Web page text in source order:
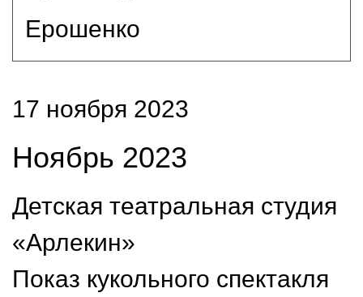
Ерошенко
17 ноября 2023
Ноябрь 2023
Детская театральная студия
«Арлекин»
Показ кукольного спектакля